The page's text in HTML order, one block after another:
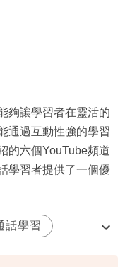
夠讓學習者在靈活的
通過互動性強的學習
的六個YouTube頻道
學習者提供了一個優
話學習